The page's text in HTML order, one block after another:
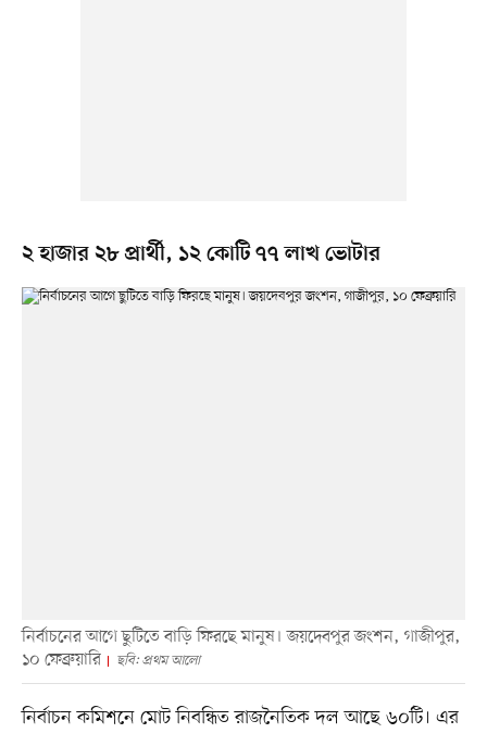
২ হাজার ২৮ প্রার্থী, ১২ কোটি ৭৭ লাখ ভোটার
নির্বাচনের আগে ছুটিতে বাড়ি ফিরছে মানুষ। জয়দেবপুর জংশন, গাজীপুর,
১০ ফেব্রুয়ারি
ছবি: প্রথম আলো
নির্বাচন কমিশনে মোট নিবন্ধিত রাজনৈতিক দল আছে ৬০টি। এর